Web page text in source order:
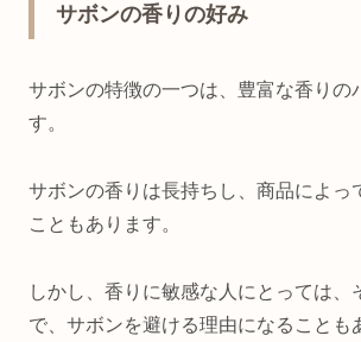
サボンの香りの好み
サボンの特徴の一つは、豊富な香りの
す。
サボンの香りは長持ちし、商品によっ
こともあります。
しかし、香りに敏感な人にとっては、
で、サボンを避ける理由になることも